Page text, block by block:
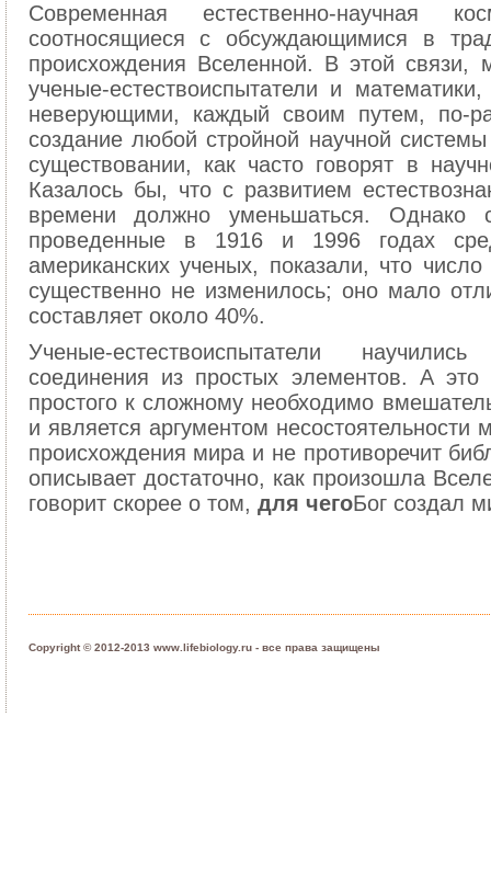
Современная естественно-научная
соотносящиеся с обсуждающимися в
происхождения Вселенной. В этой связи,
ученые-естествоиспытатели и
неверующими, каждый своим путем, по-
создание любой стройной научной
существовании, как часто говорят в
Казалось бы, что с развитием
времени должно уменьшаться. Однако
проведенные в 1916 и 1996 годах
американских ученых, показали, что
существенно не изменилось; оно мало
составляет около 40%.
Ученые-естествоиспытатели
соединения из простых элементов. А
простого к сложному необходимо
и является аргументом несостоятельности
происхождения мира и не противоречит
описывает достаточно, как произошла
говорит скорее о том, для чегоБог создал
Copyright © 2012-2013 www.lifebiology.ru - все права защищены